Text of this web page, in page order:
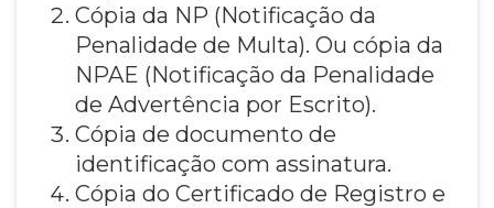
Cópia da NP (Notificação da
Penalidade de Multa). Ou cópia da
NPAE (Notificação da Penalidade
de Advertência por Escrito).
Cópia de documento de
identificação com assinatura.
Cópia do Certificado de Registro e